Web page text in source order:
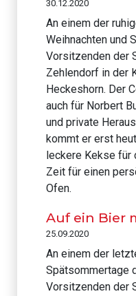
30.12.2020
An einem der
Weihnachten und
Vorsitzenden der
Zehlendorf in der
Heckeshorn. Der
auch für Norbert
und private
kommt er erst
leckere Kekse für
Zeit für einen
Ofen.
Auf ein Bier
25.09.2020
An einem der
Spätsommertage
Vorsitzenden der